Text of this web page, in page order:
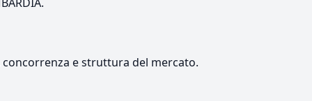
e struttura del mercato.